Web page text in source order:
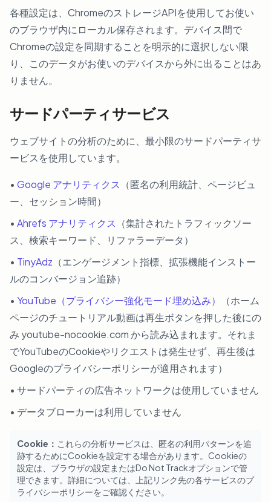
各種設定は、ChromeのストレージAPIを使用してお使い
のブラウザ内にローカル保存されます。デバイス間で
Chromeの設定を同期することを明示的に選択しない限
り、このデータがお使いのデバイスから外に出ることはあ
りません。
サードパーティサービス
ウェブサイトの分析のために、最小限のサードパーティサ
ービスを使用しています。
• Google アナリティクス
（匿名の利用統計、ページビュ
ー、セッション時間）
• Ahrefs アナリティクス
（集計されたトラフィックソー
ス、検索キーワード、リファラーデータ）
• TinyAdz （エンゲージメント指標、拡張機能インストー
ルのコンバージョン追跡）
• YouTube（プライバシー強化モード埋め込み）
（ホーム
ページのチュートリアル動画は再生ボタンを押した後にの
み youtube-nocookie.com から読み込まれます。それま
でYouTubeのCookieやリクエストは発生せず、再生後は
Googleのプライバシーポリシーが適用されます）
• サードパーティの広告ネットワークは使用していません
• データブローカーは利用していません
Cookie： これらの分析サービスは、匿名の利用パターンを追
跡するためにCookieを設定する場合があります。Cookieの
設定は、ブラウザの設定またはDo Not Trackオプションで管
理できます。詳細については、上記リンク先の各サービスのプ
ライバシーポリシーをご確認ください。